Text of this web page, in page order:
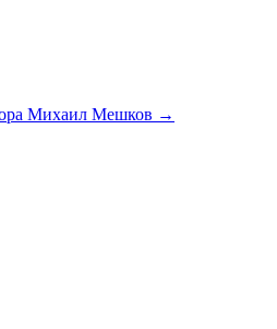
Михаил Мешков →